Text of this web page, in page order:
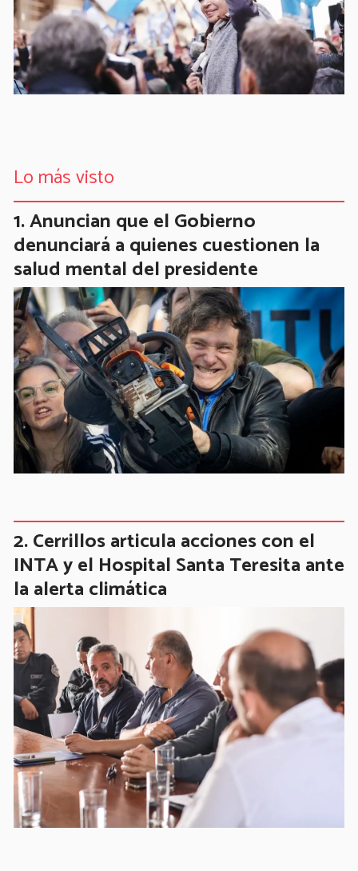
Lo más visto
Anuncian que el Gobierno
denunciará a quienes cuestionen la
salud mental del presidente
Cerrillos articula acciones con el
INTA y el Hospital Santa Teresita ante
la alerta climática